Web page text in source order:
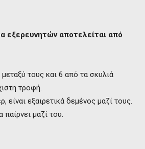
εξερευνητών αποτελείται από
τους και 6 από τα σκυλιά
τροφή.
εξαιρετικά δεμένος μαζί τους.
παίρνει μαζί του.